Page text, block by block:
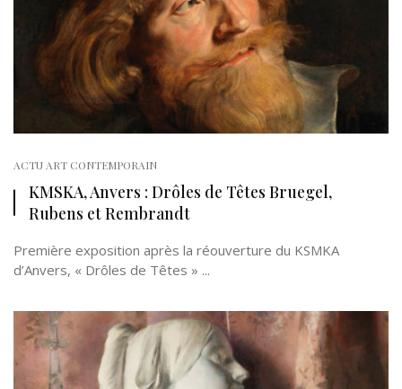
ACTU ART CONTEMPORAIN
KMSKA, Anvers : Drôles de Têtes Bruegel,
Rubens et Rembrandt
Première exposition après la réouverture du KSMKA
d’Anvers, « Drôles de Têtes » ...